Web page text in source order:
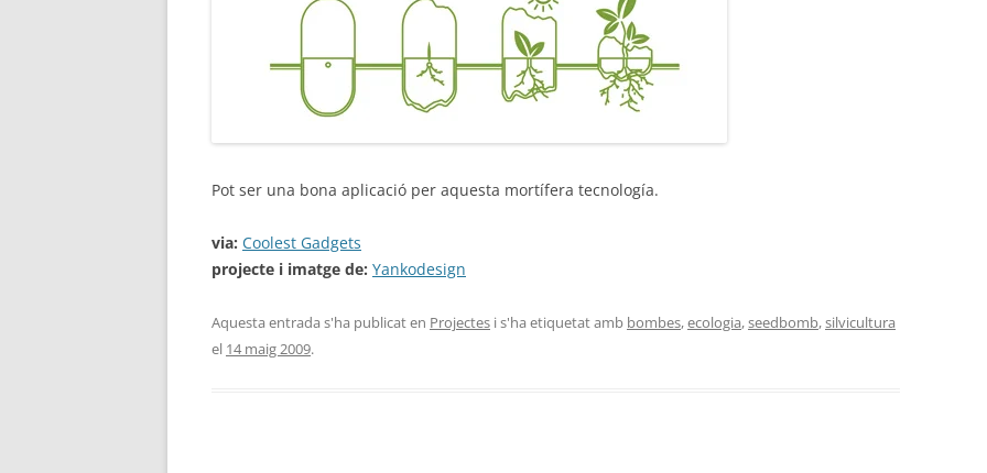
Pot ser una bona aplicació per aquesta mortífera tecnología.
via: Coolest Gadgets
projecte i imatge de: Yankodesign
Aquesta entrada s'ha publicat en Projectes i s'ha etiquetat amb bombes,ecologia,seedbomb,silvicultura
el 14 maig 2009.